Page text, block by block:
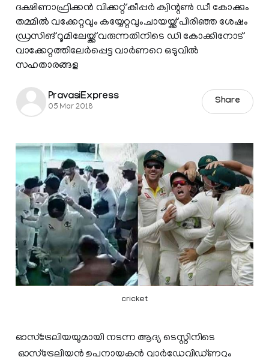
ദക്ഷിണാഫ്രിക്കന്‍ വിക്കറ്റ് കീപ്പര്‍ ക്വിന്റണ്‍ ഡീ കോക്കും
തമ്മില്‍ വക്കേറ്റവും കയ്യേറ്റവും.ചായയ്ക്ക് പിരിഞ്ഞ ശേഷം
ഡ്രസിങ് റൂമിലേയ്ക്ക് വരുന്നതിനിടെ ഡി കോക്കിനോട്
വാക്കേറ്റത്തിലേര്‍പ്പെട്ട വാര്‍ണറെ ഒടുവില്‍
സഹതാരങ്ങള
PravasiExpress
05 Mar 2018
Share
cricket
ഓസ്‌ട്രേലിയയുമായി നടന്ന ആദ്യ ടെസ്റ്റിനിടെ
ഓസ്‌ട്രേലിയന്‍ ഉപനായകന്‍ വാര്‍ഡേവിഡ്ണറും